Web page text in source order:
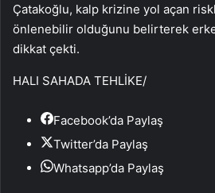
Çatakoğlu, kalp krizine yol açan
önlenebilir olduğunu belirterek
dikkat çekti.
HALI SAHADA TEHLİKE/
Facebook’da Paylaş
Twitter’da Paylaş
Whatsapp’da Paylaş